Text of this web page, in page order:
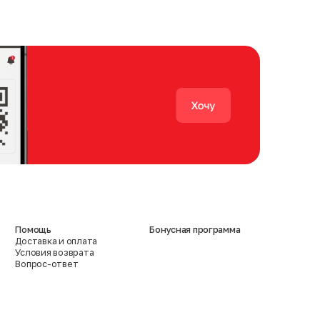
Помощь
Доставка и оплата
Условия возврата
Вопрос-ответ
Бонусная программа